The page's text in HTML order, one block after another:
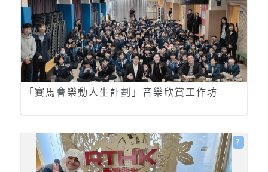
「賽馬會樂動人生計劃」音樂欣賞工作坊
7